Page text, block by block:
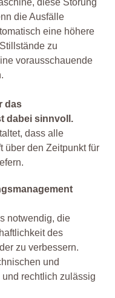
diese Störung
die Ausfälle
eine höhere
zu
vorausschauende
das
dabei sinnvoll.
dass alle
über den Zeitpunkt für
notwendig, die
des
zu verbessern.
und
rechtlich zulässig